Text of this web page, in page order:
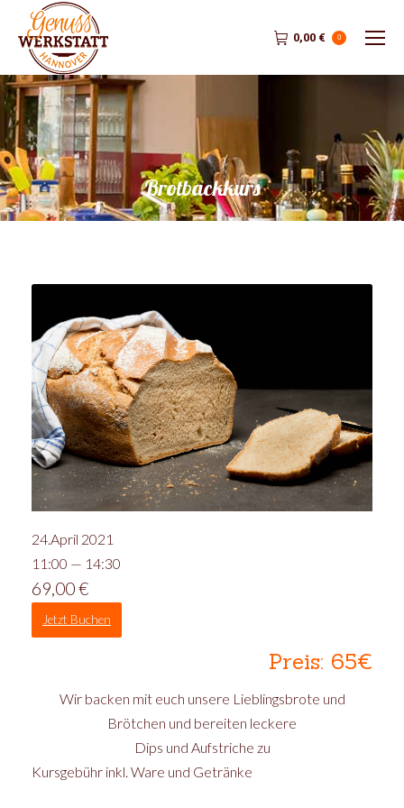
0,00 € 0
Brotbackkurs
Preis: 65€
Wir backen mit euch unsere Lieblingsbrote und
Brötchen und bereiten leckere
Dips und Aufstriche zu
Kursgebühr inkl. Ware und Getränke
24.April 2021
11:00 — 14:30
69,00€
Jetzt Buchen